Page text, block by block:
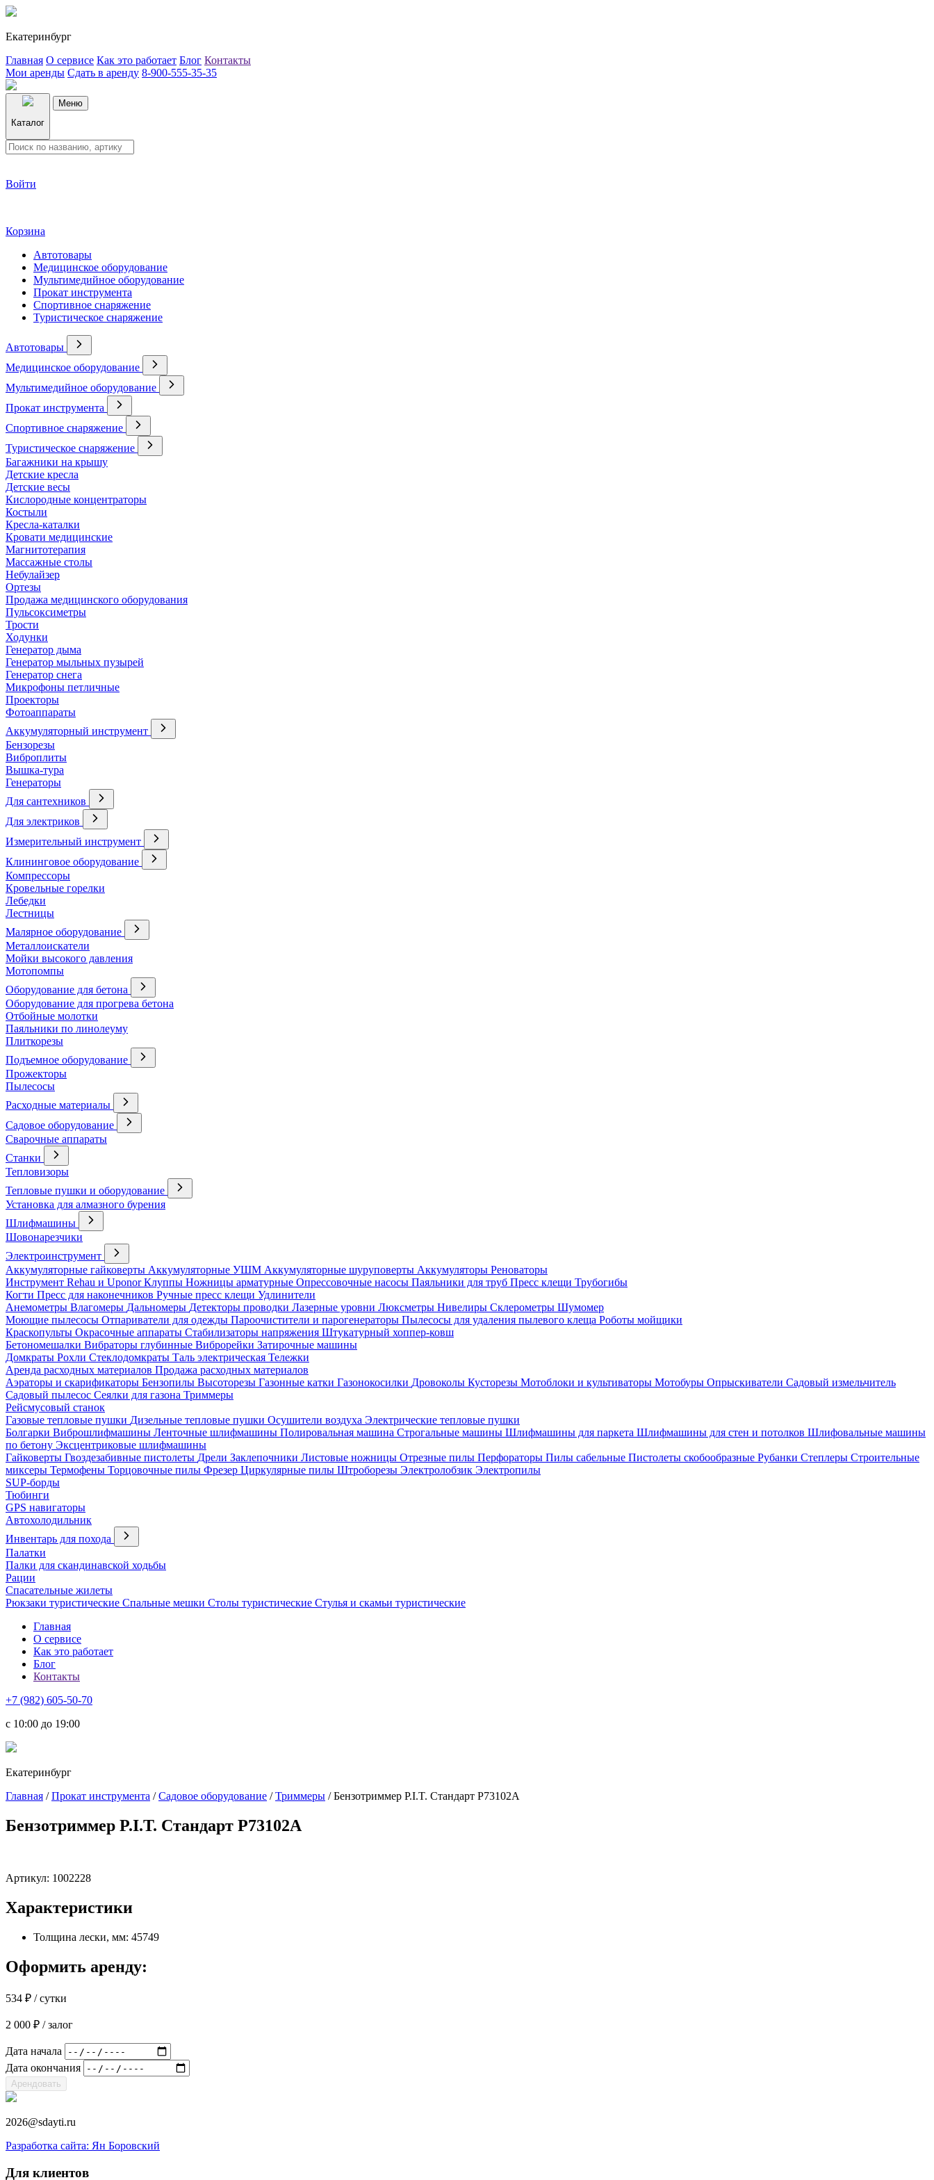
Екатеринбург
Главная О сервисе Как это работает Блог Контакты
Мои аренды Сдать в аренду 8-900-555-35-35
Каталог
Меню
Войти
Корзина
Автотовары
Медицинское оборудование
Мультимедийное оборудование
Прокат инструмента
Спортивное снаряжение
Туристическое снаряжение
Автотовары
Медицинское оборудование
Мультимедийное оборудование
Прокат инструмента
Спортивное снаряжение
Туристическое снаряжение
Багажники на крышу
Детские кресла
Детские весы
Кислородные концентраторы
Костыли
Кресла-каталки
Кровати медицинские
Магнитотерапия
Массажные столы
Небулайзер
Ортезы
Продажа медицинского оборудования
Пульсоксиметры
Трости
Ходунки
Генератор дыма
Генератор мыльных пузырей
Генератор снега
Микрофоны петличные
Проекторы
Фотоаппараты
Аккумуляторный инструмент
Бензорезы
Виброплиты
Вышка-тура
Генераторы
Для сантехников
Для электриков
Измерительный инструмент
Клининговое оборудование
Компрессоры
Кровельные горелки
Лебедки
Лестницы
Малярное оборудование
Металлоискатели
Мойки высокого давления
Мотопомпы
Оборудование для бетона
Оборудование для прогрева бетона
Отбойные молотки
Паяльники по линолеуму
Плиткорезы
Подъемное оборудование
Прожекторы
Пылесосы
Расходные материалы
Садовое оборудование
Сварочные аппараты
Станки
Тепловизоры
Тепловые пушки и оборудование
Установка для алмазного бурения
Шлифмашины
Шовонарезчики
Электроинструмент
Аккумуляторные гайковерты Аккумуляторные УШМ Аккумуляторные шуруповерты Аккумуляторы Реноваторы
Инструмент Rehau и UponorКлуппы Ножницы арматурные Опрессовочные насосы Паяльники для труб Пресс клещи Трубогибы
Когти Пресс для наконечников Ручные пресс клещи Удлинители
Анемометры Влагомеры Дальномеры Детекторы проводки Лазерные уровни Люксметры Нивелиры Склерометры Шумомер
Моющие пылесосы Отпариватели для одежды Пароочистители и парогенераторы Пылесосы для удаления пылевого клеща Роботы мойщики
Краскопульты Окрасочные аппараты Стабилизаторы напряжения Штукатурный хоппер-ковш
Бетономешалки Вибраторы глубинные Виброрейки Затирочные машины
Домкраты Рохли Стеклодомкраты Таль электрическая Тележки
Аренда расходных материалов Продажа расходных материалов
Аэраторы и скарификаторы Бензопилы Высоторезы Газонные катки Газонокосилки Дровоколы Кусторезы Мотоблоки и культиваторы Мотобуры Опрыскиватели Садовый измельчитель
Садовый пылесос Сеялки для газона Триммеры
Рейсмусовый станок
Газовые тепловые пушки Дизельные тепловые пушки Осушители воздуха Электрические тепловые пушки
Болгарки Виброшлифмашины Ленточные шлифмашины Полировальная машина Строгальные машины Шлифмашины для паркета Шлифмашины для стен и потолков Шлифовальные машины
по бетону Эксцентриковые шлифмашины
Гайковерты Гвоздезабивные пистолеты Дрели Заклепочники Листовые ножницы Отрезные пилы Перфораторы Пилы сабельные Пистолеты скобообразные Рубанки Степлеры Строительные
миксеры Термофены Торцовочные пилы Фрезер Циркулярные пилы Штроборезы Электролобзик Электропилы
SUP-борды
Тюбинги
GPS навигаторы
Автохолодильник
Инвентарь для похода
Палатки
Палки для скандинавской ходьбы
Рации
Спасательные жилеты
Рюкзаки туристические Спальные мешки Столы туристические Стулья и скамьи туристические
Главная
О сервисе
Как это работает
Блог
Контакты
+7 (982) 605-50-70
c 10:00 до 19:00
Екатеринбург
Главная /Прокат инструмента /Садовое оборудование /Триммеры / Бензотриммер P.I.T. Стандарт P73102A
Бензотриммер P.I.T. Стандарт P73102A
Артикул: 1002228
Характеристики
Толщина лески, мм: 45749
Оформить аренду:
534 ₽ / сутки
2 000 ₽ / залог
Дата начала
Дата окончания
Арендовать
2026@sdayti.ru
Разработка сайта: Ян Боровский
Для клиентов